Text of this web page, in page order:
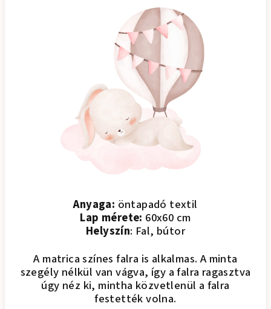
Anyaga: öntapadó textil
Lap mérete: 60x60 cm
Helyszín: Fal, bútor
A matrica színes falra is alkalmas. A minta
szegély nélkül van vágva, így a falra ragasztva
úgy néz ki, mintha közvetlenül a falra
festették volna.